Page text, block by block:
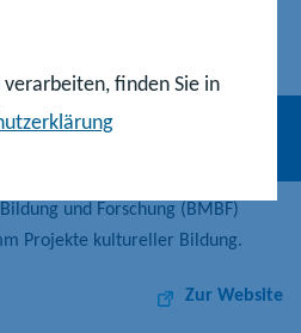
finden Sie in
für Bildung
und Forschung (BMBF)
Projekte kultureller Bildung.
Zur Website